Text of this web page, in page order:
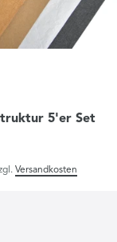
5'er Set
Versandkosten